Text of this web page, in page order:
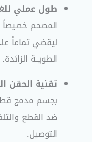
طول عملي للغاية
المصمم خصيصاً
ليقضي تماماً
الطويلة الزائدة.
تقنية الحقن
بجسم مدمج
ضد القطع
التوصيل.